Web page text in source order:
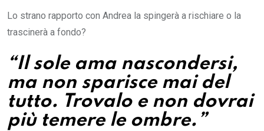
Lo strano rapporto con Andrea la spingerà a rischiare o la
trascinerà a fondo?
“Il sole ama nascondersi,
ma non sparisce mai del
tutto. Trovalo e non dovrai
più temere le ombre.”